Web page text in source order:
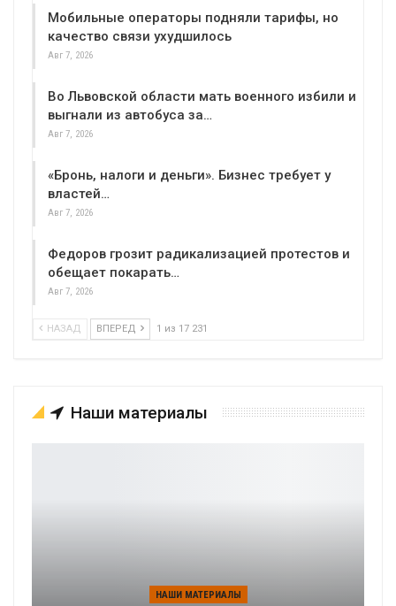
Мобильные операторы подняли тарифы, но
качество связи ухудшилось
Авг 7, 2026
Во Львовской области мать военного избили и
выгнали из автобуса за…
Авг 7, 2026
«Бронь, налоги и деньги». Бизнес требует у
властей…
Авг 7, 2026
Федоров грозит радикализацией протестов и
обещает покарать…
Авг 7, 2026
НАЗАД ВПЕРЕД 1 из 17 231
Наши материалы
НАШИ МАТЕРИАЛЫ